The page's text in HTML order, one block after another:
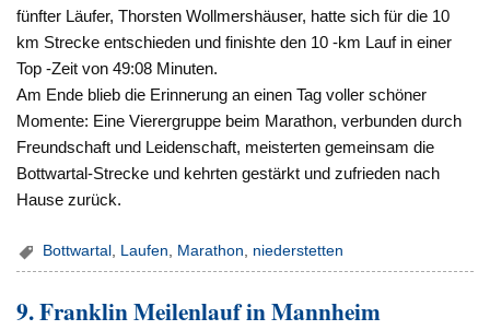
fünfter Läufer, Thorsten Wollmershäuser, hatte sich für die 10
km Strecke entschieden und finishte den 10 -km Lauf in einer
Top -Zeit von 49:08 Minuten.
Am Ende blieb die Erinnerung an einen Tag voller schöner
Momente: Eine Vierergruppe beim Marathon, verbunden durch
Freundschaft und Leidenschaft, meisterten gemeinsam die
Bottwartal-Strecke und kehrten gestärkt und zufrieden nach
Hause zurück.
Bottwartal Laufen Marathon niederstetten
9. Franklin Meilenlauf in Mannheim